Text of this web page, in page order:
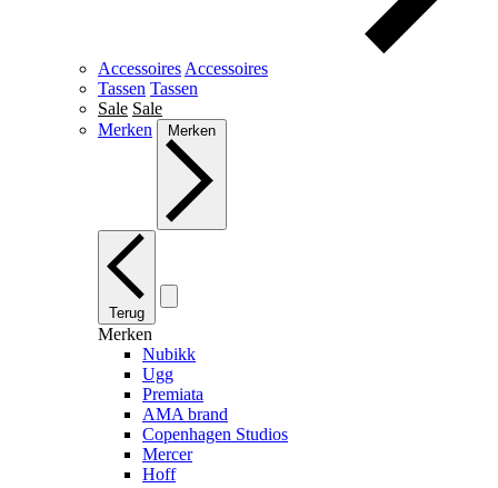
Accessoires Accessoires
Tassen Tassen
Sale Sale
Merken
Merken
Terug
Merken
Nubikk
Ugg
Premiata
AMA brand
Copenhagen Studios
Mercer
Hoff